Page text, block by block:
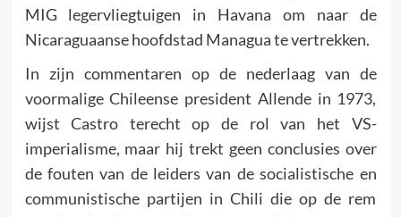
MIG legervliegtuigen in Havana om naar de
Nicaraguaanse hoofdstad Managua te vertrekken.
In zijn commentaren op de nederlaag van de
voormalige Chileense president Allende in 1973,
wijst Castro terecht op de rol van het VS-
imperialisme, maar hij trekt geen conclusies over
de fouten van de leiders van de socialistische en
communistische partijen in Chili die op de rem